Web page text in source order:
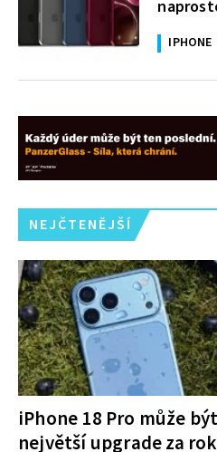
IPHONE
NEJČTENĚJŠÍ
iPhone 18 Pro může být
největší upgrade za